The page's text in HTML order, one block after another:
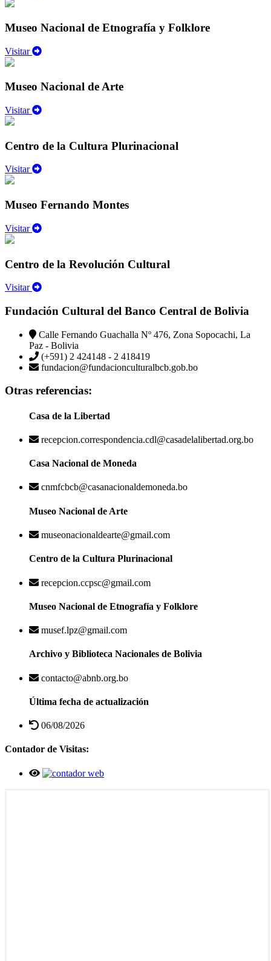
Museo Nacional de Etnografía y Folklore
Visitar
Museo Nacional de Arte
Visitar
Centro de la Cultura Plurinacional
Visitar
Museo Fernando Montes
Visitar
Centro de la Revolución Cultural
Visitar
Fundación Cultural del Banco Central de Bolivia
Calle Fernando Guachalla Nº 476, Zona Sopocachi, La
Paz - Bolivia
(+591) 2 424148 - 2 418419
fundacion@fundacionculturalbcb.gob.bo
Otras referencias:
Casa de la Libertad
recepcion.correspondencia.cdl@casadelalibertad.org.bo
Casa Nacional de Moneda
cnmfcbcb@casanacionaldemoneda.bo
Museo Nacional de Arte
museonacionaldearte@gmail.com
Centro de la Cultura Plurinacional
recepcion.ccpsc@gmail.com
Museo Nacional de Etnografía y Folklore
musef.lpz@gmail.com
Archivo y Biblioteca Nacionales de Bolivia
contacto@abnb.org.bo
Última fecha de actualización
06/08/2026
Contador de Visitas: